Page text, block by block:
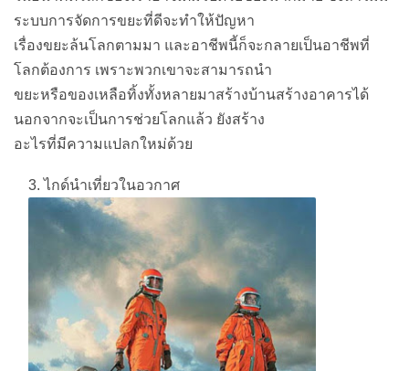
ระบบการจัดการขยะที่ดีจะทำให้ปัญหา
เรื่องขยะล้นโลกตามมา และอาชีพนี้ก็จะกลายเป็นอาชีพที่
โลกต้องการ เพราะพวกเขาจะสามารถนำ
ขยะหรือของเหลือทิ้งทั้งหลายมาสร้างบ้านสร้างอาคารได้
นอกจากจะเป็นการช่วยโลกแล้ว ยังสร้าง
อะไรที่มีความแปลกใหม่ด้วย
3. ไกด์นำเที่ยวในอวกาศ